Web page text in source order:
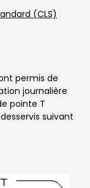
(CLS)
permis de
journalière
pointe T
suivant